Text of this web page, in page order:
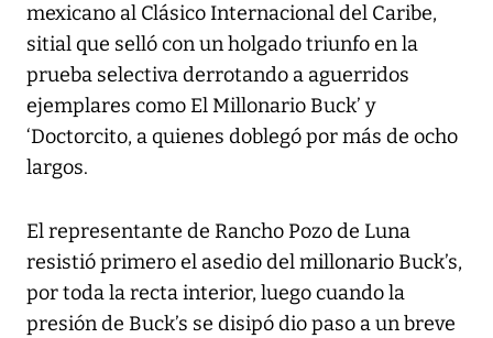
mexicano al Clásico Internacional del Caribe,
sitial que selló con un holgado triunfo en la
prueba selectiva derrotando a aguerridos
ejemplares como El Millonario Buck’ y
‘Doctorcito, a quienes doblegó por más de ocho
largos.
El representante de Rancho Pozo de Luna
resistió primero el asedio del millonario Buck’s,
por toda la recta interior, luego cuando la
presión de Buck’s se disipó dio paso a un breve